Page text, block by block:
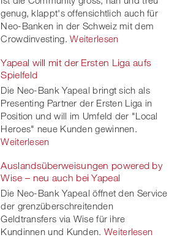
genug, klappt's offensichtlich auch für
Neo-Banken in der Schweiz mit dem
Crowdinvesting. Weiterlesen
Yapeal will mit der Ersten Liga aufs
Spielfeld
Die Neo-Bank Yapeal bringt sich als
Presenting Partner der Ersten Liga in
Position und will im Umfeld der "Local
Heroes" neue Kunden gewinnen.
Weiterlesen
Auslandsüberweisungen powered by
Wise – neu auch bei Yapeal
Die Neo-Bank Yapeal öffnet den Service
der grenzüberschreitenden
Geldtransfers via Wise für ihre
Kundinnen und Kunden. Weiterlesen